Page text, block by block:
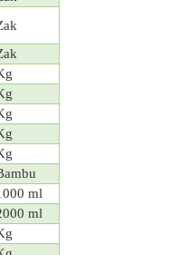
ml
ml